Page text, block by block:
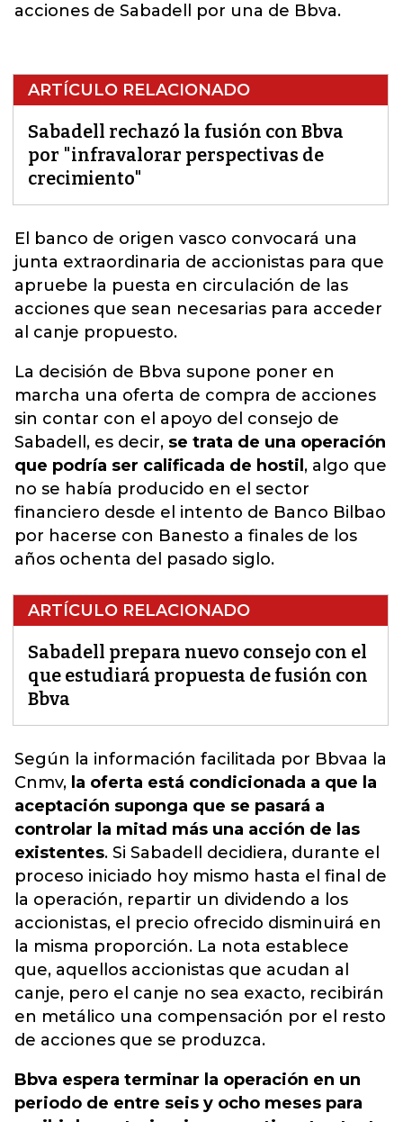
acciones de Sabadell por una de Bbva.
ARTÍCULO RELACIONADO
Sabadell rechazó la fusión con Bbva
por "infravalorar perspectivas de
crecimiento"
El banco de origen vasco convocará una
junta extraordinaria de accionistas para que
apruebe la puesta en circulación de las
acciones que sean necesarias para acceder
al canje propuesto.
La decisión de Bbva supone poner en
marcha una oferta de compra de acciones
sin contar con el apoyo del consejo de
Sabadell, es decir, se trata de una operación
que podría ser calificada de hostil , algo que
no se había producido en el sector
financiero desde el intento de Banco Bilbao
por hacerse con Banesto a finales de los
años ochenta del pasado siglo.
ARTÍCULO RELACIONADO
Sabadell prepara nuevo consejo con el
que estudiará propuesta de fusión con
Bbva
Según la información facilitada por Bbvaa la
Cnmv, la oferta está condicionada a que la
aceptación suponga que se pasará a
controlar la mitad más una acción de las
existentes. Si Sabadell decidiera, durante el
proceso iniciado hoy mismo hasta el final de
la operación, repartir un dividendo a los
accionistas, el precio ofrecido disminuirá en
la misma proporción. La nota establece
que, aquellos accionistas que acudan al
canje, pero el canje no sea exacto, recibirán
en metálico una compensación por el resto
de acciones que se produzca.
Bbva espera terminar la operación en un
periodo de entre seis y ocho meses para